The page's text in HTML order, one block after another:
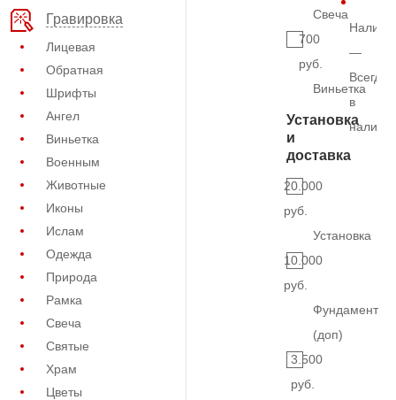
Гравировка
Лицевая
Обратная
Шрифты
Ангел
Виньетка
Военным
Животные
Иконы
Ислам
Одежда
Природа
Рамка
Свеча
Святые
Храм
Цветы
Свеча
700
руб.
Виньетка
Установка
и
доставка
20.000
руб.
Установка
10.000
руб.
Фундамент
(доп)
3.500
руб.
—
Всегда
в